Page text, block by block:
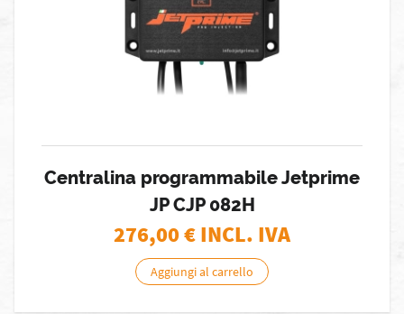
Centralina programmabile Jetprime
JP CJP 082H
276,00€ INCL. IVA
Aggiungi al carrello